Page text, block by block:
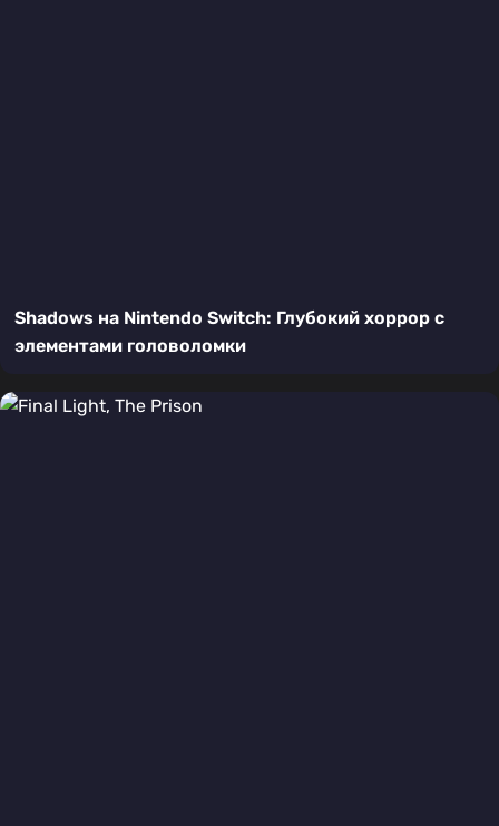
Shadows на Nintendo Switch: Глубокий хоррор с
элементами головоломки